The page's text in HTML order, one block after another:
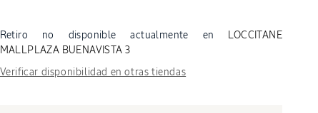
250ml
250ml
Retiro no disponible actualmente en
LOCCITANE
MALLPLAZA BUENAVISTA 3
Verificar disponibilidad en otras tiendas